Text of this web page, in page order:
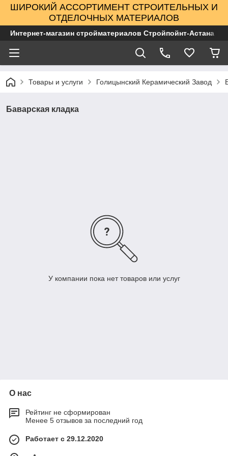
ШИРОКИЙ АССОРТИМЕНТ СТРОИТЕЛЬНЫХ И
ОТДЕЛОЧНЫХ МАТЕРИАЛОВ
Интернет-магазин стройматериалов Стройпойнт-Астана
Товары и услуги Голицынский Керамический Завод
Баварская кладка
У компании пока нет товаров или услуг
О нас
Рейтинг не сформирован
Менее 5 отзывов за последний год
Работает с 29.12.2020